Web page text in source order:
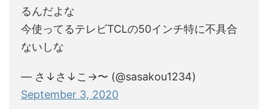
るんだよな
今使ってるテレビTCLの50インチ特に不具合
ないしな
— さ↓さ↓こ→〜‍ (@sasakou1234)
September 3, 2020